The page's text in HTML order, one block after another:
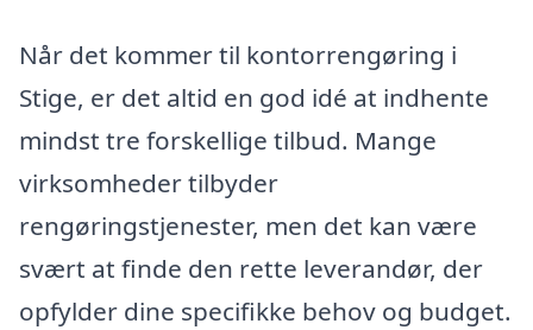
Når det kommer til kontorrengøring i
Stige, er det altid en god idé at indhente
mindst tre forskellige tilbud. Mange
virksomheder tilbyder
rengøringstjenester, men det kan være
svært at finde den rette leverandør, der
opfylder dine specifikke behov og budget.